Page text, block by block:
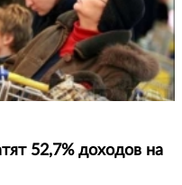
52,7% доходов на